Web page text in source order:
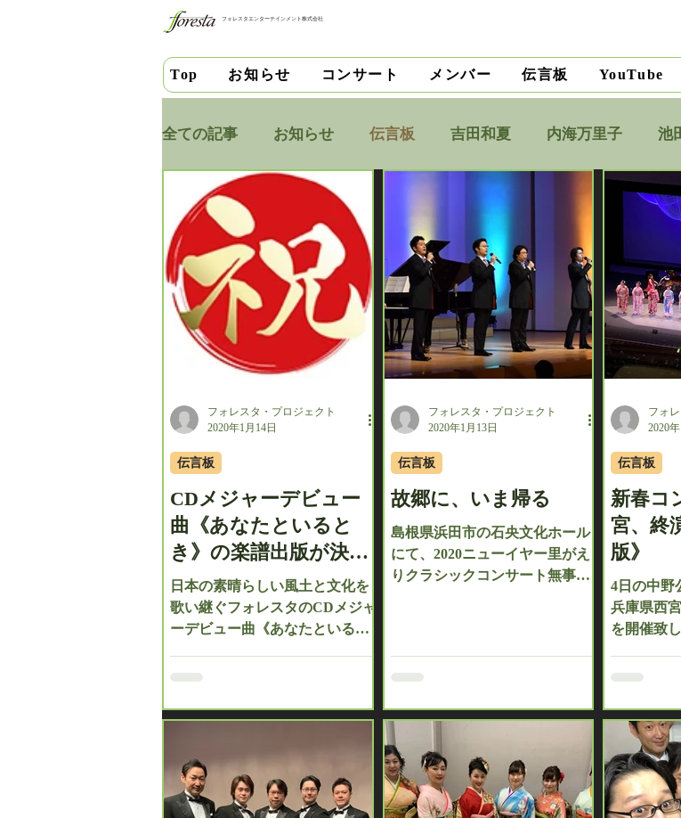
フォレスタエンターテインメント株式会社
Top お知らせ コンサート メンバー 伝言板 YouTube
全ての記事 お知らせ 伝言板 吉田和夏 内海万里子 池
小笠原優子 中安千晶 吉田明未
大野隆 石川和男 大杉光恵 フォレスタエンターテインメ
CDメジャーデビュー
曲《あなたといると
き》の楽譜出版が決
定！
日本の素晴らしい風土と文化を
歌い継ぐフォレスタのCDメジャ
ーデビュー曲《あなたといると
り発売される事が決定致しまし
いう機会をいただきましたの
ております皆様のおかげで
す。...
伝言板
フォレスタ・プロジェクト
2020年1月14日
故郷に、いま帰る
島根県浜田市の石央文化ホール
にて、2020ニューイヤー里がえ
りクラシックコンサート無事に
鬼」にはじまり、第二部の地元
出身者によるクラシック・ガラ
スタステージ、最...
伝言板
フォレスタ・プロジェクト
2020年1月13日
新春コ
宮、終
版》
4日の中野
兵庫県西
を開催致
けいたし
お越しく
にありが
しい衣装
ォレスタ
伝言板
フォ
2020